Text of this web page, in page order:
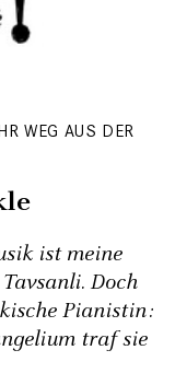
WEG AUS DER
ist meine
Doch
Pianistin:
traf sie